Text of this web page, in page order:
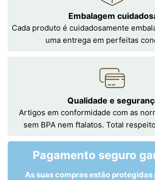
Embalagem
Cada produto é cuidadosamente
uma entrega em perfeitas
Qualidade e
Artigos em conformidade com as
sem BPA nem ftalatos. Total
Pagamento seguro
As suas compras estão protegidas